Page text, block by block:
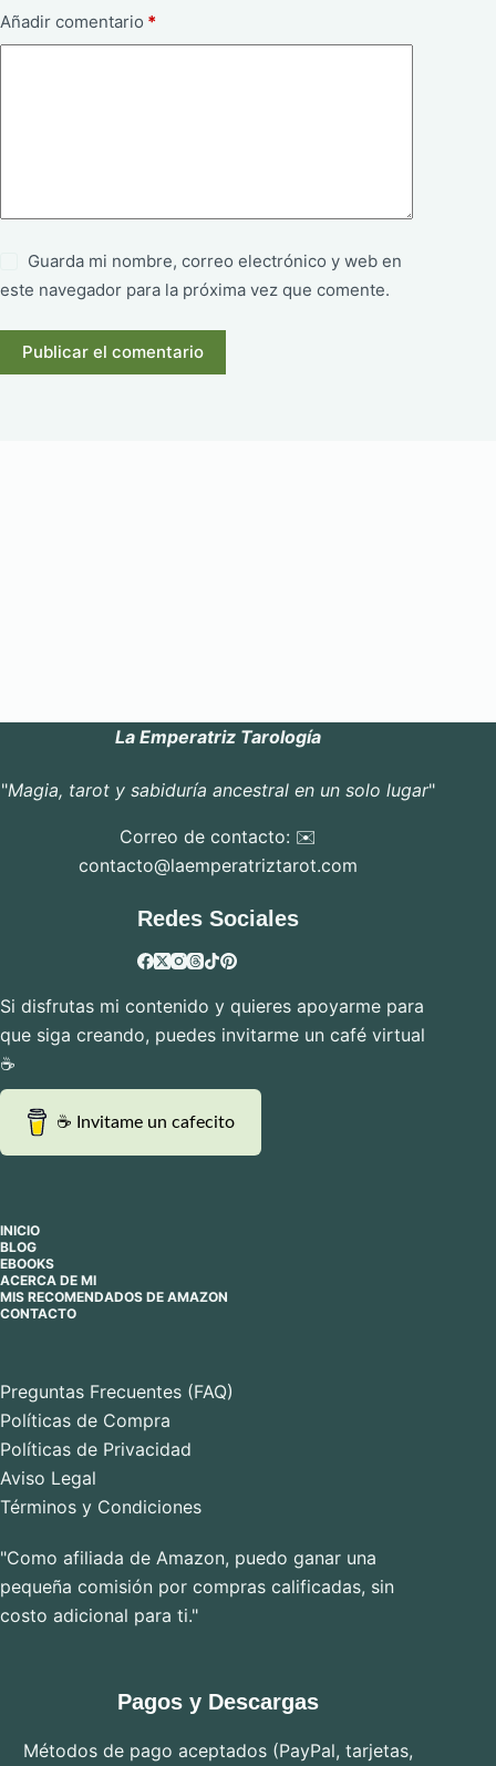
Añadir comentario *
Guarda mi nombre, correo electrónico y web en
este navegador para la próxima vez que comente.
Publicar el comentario
La Emperatriz Tarología
"Magia, tarot y sabiduría ancestral en un solo lugar"
Correo de contacto: ✉️
contacto@laemperatriztarot.com
Redes Sociales
Si disfrutas mi contenido y quieres apoyarme para
que siga creando, puedes invitarme un café virtual
☕
☕ Invitame un cafecito
INICIO
BLOG
EBOOKS
ACERCA DE MI
MIS RECOMENDADOS DE AMAZON
CONTACTO
Preguntas Frecuentes (FAQ)
Políticas de Compra
Políticas de Privacidad
Aviso Legal
Términos y Condiciones
"Como afiliada de Amazon, puedo ganar una
pequeña comisión por compras calificadas, sin
costo adicional para ti."
Pagos y Descargas
Métodos de pago aceptados (PayPal, tarjetas,